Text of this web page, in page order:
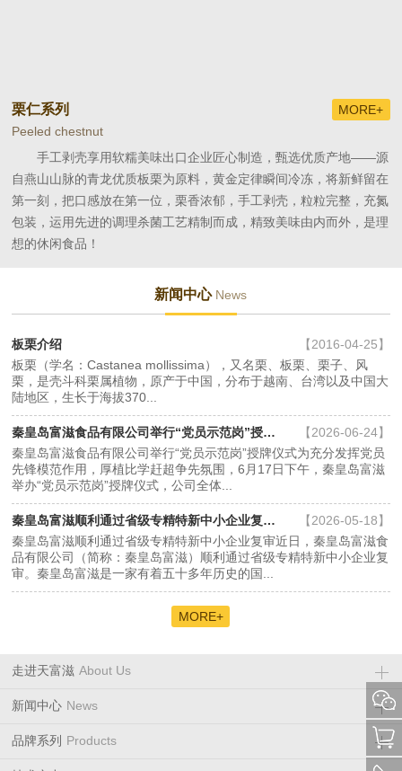
栗仁系列
Peeled chestnut
手工剥壳享用软糯美味出口企业匠心制造，甄选优质产地——源
自燕山山脉的青龙优质板栗为原料，黄金定律瞬间冷冻，将新鲜留在
第一刻，把口感放在第一位，栗香浓郁，手工剥壳，粒粒完整，充氮
包装，运用先进的调理杀菌工艺精制而成，精致美味由内而外，是理
想的休闲食品！
MORE+
新闻中心 News
板栗介绍
【2016-04-25】
板栗（学名：Castanea mollissima），又名栗、板栗、栗子、风
栗，是壳斗科栗属植物，原产于中国，分布于越南、台湾以及中国大
陆地区，生长于海拔370...
秦皇岛富滋食品有限公司举行“党员示范岗”授牌仪式...
【2026-06-24】
秦皇岛富滋食品有限公司举行“党员示范岗”授牌仪式为充分发挥党员
先锋模范作用，厚植比学赶超争先氛围，6月17日下午，秦皇岛富滋
举办“党员示范岗”授牌仪式，公司全体...
秦皇岛富滋顺利通过省级专精特新中小企业复审...
【2026-05-18】
秦皇岛富滋顺利通过省级专精特新中小企业复审近日，秦皇岛富滋食
品有限公司（简称：秦皇岛富滋）顺利通过省级专精特新中小企业复
审。秦皇岛富滋是一家有着五十多年历史的国...
MORE+
走进天富滋 About Us
新闻中心 News
品牌系列 Products